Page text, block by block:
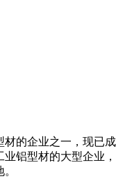
材的企业之一，现已
业铝型材的大型企业